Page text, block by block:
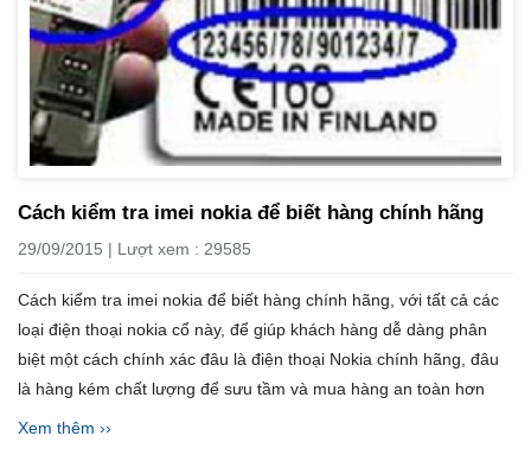
Cách kiểm tra imei nokia để biết hàng chính hãng
29/09/2015 | Lượt xem : 29585
Cách kiểm tra imei nokia để biết hàng chính hãng, với tất cả các
loại điện thoại nokia cổ này, để giúp khách hàng dễ dàng phân
biệt một cách chính xác đâu là điện thoại Nokia chính hãng, đâu
là hàng kém chất lượng để sưu tầm và mua hàng an toàn hơn
Xem thêm ››